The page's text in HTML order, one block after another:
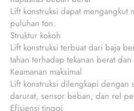
Lift konstruksi dapat mengangkut
puluhan ton.
Struktur kokoh
Lift konstruksi terbuat dari baja
tahan terhadap tekanan berat dan
Keamanan maksimal
Lift konstruksi dilengkapi dengan
darurat, sensor beban, dan rel
Efisiensi tinggi